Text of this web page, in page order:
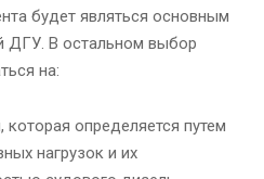
будет являться основным
ДГУ. В остальном выбор
на:
определяется путем
нагрузок и их